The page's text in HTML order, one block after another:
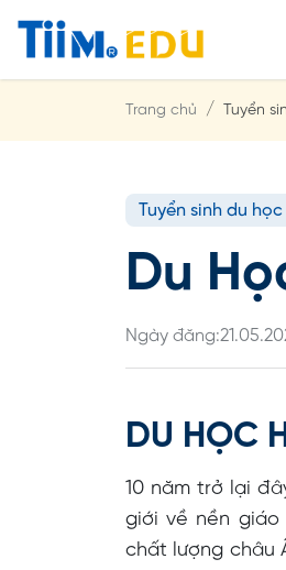
Trang chủ Tuyển
Tuyển sinh du
Du
Ngày đăng:
DU HỌC
10 năm trở lại
giới về nền
chất lượng châu